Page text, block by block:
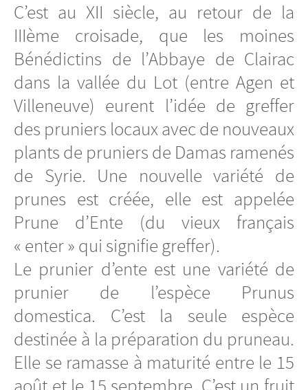
C’est au XII siècle, au retour de la
IIIème croisade, que les moines
Bénédictins de l’Abbaye de Clairac
dans la vallée du Lot (entre Agen et
Villeneuve) eurent l’idée de greffer
des pruniers locaux avec de nouveaux
plants de pruniers de Damas ramenés
de Syrie. Une nouvelle variété de
prunes est créée, elle est appelée
Prune d’Ente (du vieux français
« enter » qui signifie greffer).
Le prunier d’ente est une variété de
prunier de l’espèce Prunus
domestica. C’est la seule espèce
destinée à la préparation du pruneau.
Elle se ramasse à maturité entre le 15